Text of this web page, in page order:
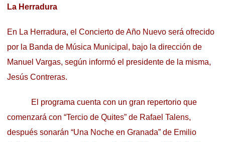
La Herradura
En La Herradura, el Concierto de Año Nuevo será ofrecido
por la Banda de Música Municipal, bajo la dirección de
Manuel Vargas, según informó el presidente de la misma,
Jesús Contreras.
El programa cuenta con un gran repertorio que
comenzará con “Tercio de Quites” de Rafael Talens,
después sonarán “Una Noche en Granada” de Emilio